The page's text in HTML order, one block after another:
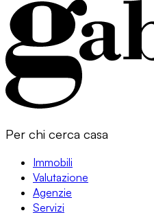
Per chi cerca casa
Immobili
Valutazione
Agenzie
Servizi